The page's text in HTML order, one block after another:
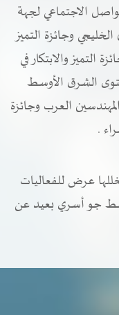
الاجتماعي لجهة
وجائزة التميز
التميز والابتكار في
الشرق الأوسط
العرب وجائزة
.
عرض للفعاليات
جو أسري بعيد عن